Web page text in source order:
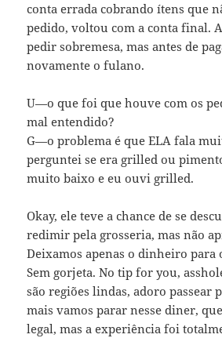
conta errada cobrando ítens que
pedido, voltou com a conta final.
pedir sobremesa, mas antes de
novamente o fulano.
U—o que foi que houve com os
mal entendido?
G—o problema é que ELA fala
perguntei se era grilled ou
muito baixo e eu ouvi grilled.
Okay, ele teve a chance de se
redimir pela grosseria, mas não
Deixamos apenas o dinheiro para
Sem gorjeta. No tip for you,
são regiões lindas, adoro passear
mais vamos parar nesse diner,
legal, mas a experiência foi